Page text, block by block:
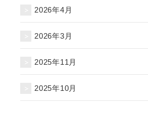
2026年4月
2026年3月
2025年11月
2025年10月